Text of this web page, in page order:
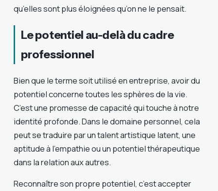
qu’elles sont plus éloignées qu’on ne le pensait.
Le potentiel au-delà du cadre
professionnel
Bien que le terme soit utilisé en entreprise, avoir du
potentiel concerne toutes les sphères de la vie.
C’est une promesse de capacité qui touche à notre
identité profonde. Dans le domaine personnel, cela
peut se traduire par un talent artistique latent, une
aptitude à l’empathie ou un potentiel thérapeutique
dans la relation aux autres.
Reconnaître son propre potentiel, c’est accepter